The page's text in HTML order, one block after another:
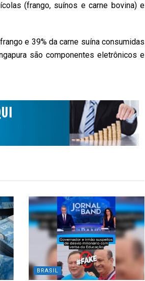
(frango, suínos e carne bovina) e
e 39% da carne suína consumidas
são componentes eletrônicos e
BRASIL